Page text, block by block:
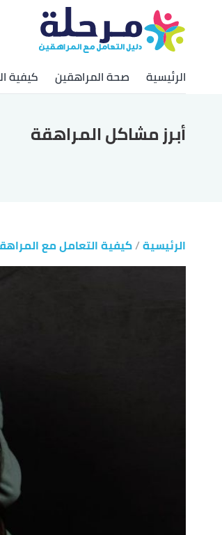
الرئيسية صحة المراهقين كيفية
أبرز مشاكل المراهقة
الرئيسية كيفية التعامل مع